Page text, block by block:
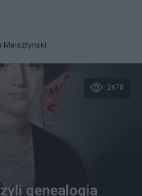
Melsztyński
2678
genealogia